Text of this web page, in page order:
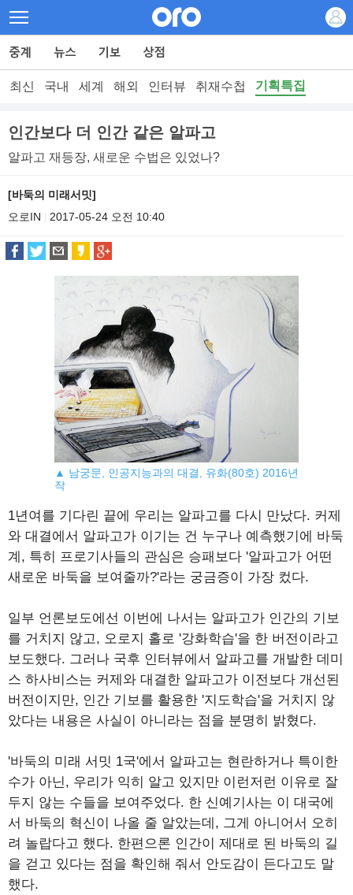
최신 국내 세계 해외 인터뷰 취재수첩 기획특집
인간보다 더 인간 같은 알파고
알파고 재등장, 새로운 수법은 있었나?
[바둑의 미래서밋]
오로IN
2017-05-24 오전 10:40
▲ 남궁문, 인공지능과의 대결, 유화(80호) 2016년
작
1년여를 기다린 끝에 우리는 알파고를 다시 만났다. 커제
와 대결에서 알파고가 이기는 건 누구나 예측했기에 바둑
계, 특히 프로기사들의 관심은 승패보다 '알파고가 어떤
새로운 바둑을 보여줄까?'라는 궁금증이 가장 컸다.
일부 언론보도에선 이번에 나서는 알파고가 인간의 기보
를 거치지 않고, 오로지 홀로 '강화학습'을 한 버전이라고
보도했다. 그러나 국후 인터뷰에서 알파고를 개발한 데미
스 하사비스는 커제와 대결한 알파고가 이전보다 개선된
버전이지만, 인간 기보를 활용한 '지도학습'을 거치지 않
았다는 내용은 사실이 아니라는 점을 분명히 밝혔다.
'바둑의 미래 서밋 1국'에서 알파고는 현란하거나 특이한
수가 아닌, 우리가 익히 알고 있지만 이런저런 이유로 잘
두지 않는 수들을 보여주었다. 한 신예기사는 이 대국에
서 바둑의 혁신이 나올 줄 알았는데, 그게 아니어서 오히
려 놀랍다고 했다. 한편으론 인간이 제대로 된 바둑의 길
을 걷고 있다는 점을 확인해 줘서 안도감이 든다고도 말
했다.